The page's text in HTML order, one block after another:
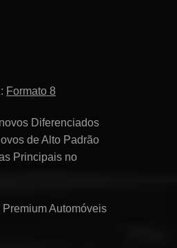
Formato 8
Diferenciados
de Alto Padrão
Principais no
Automóveis